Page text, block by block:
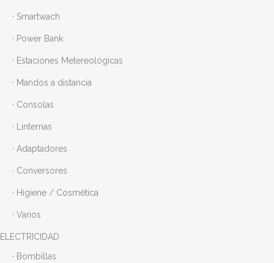
· Smartwach
· Power Bank
· Estaciones Metereológicas
· Mandos a distancia
· Consolas
· Linternas
· Adaptadores
· Conversores
· Higiene / Cosmética
· Varios
ELECTRICIDAD
· Bombillas